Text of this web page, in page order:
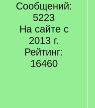
Сообщений:
5223
На сайте с
2013 г.
Рейтинг:
16460